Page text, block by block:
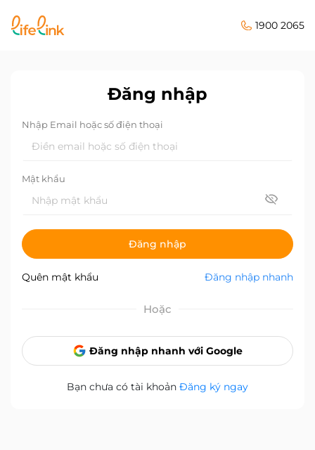
1900 2065
Đăng nhập
Nhập Email hoặc số điện thoại
Mật khẩu
Đăng nhập
Quên mật khẩu Đăng nhập nhanh
Hoặc
Đăng nhập nhanh với Google
Bạn chưa có tài khoản Đăng ký ngay